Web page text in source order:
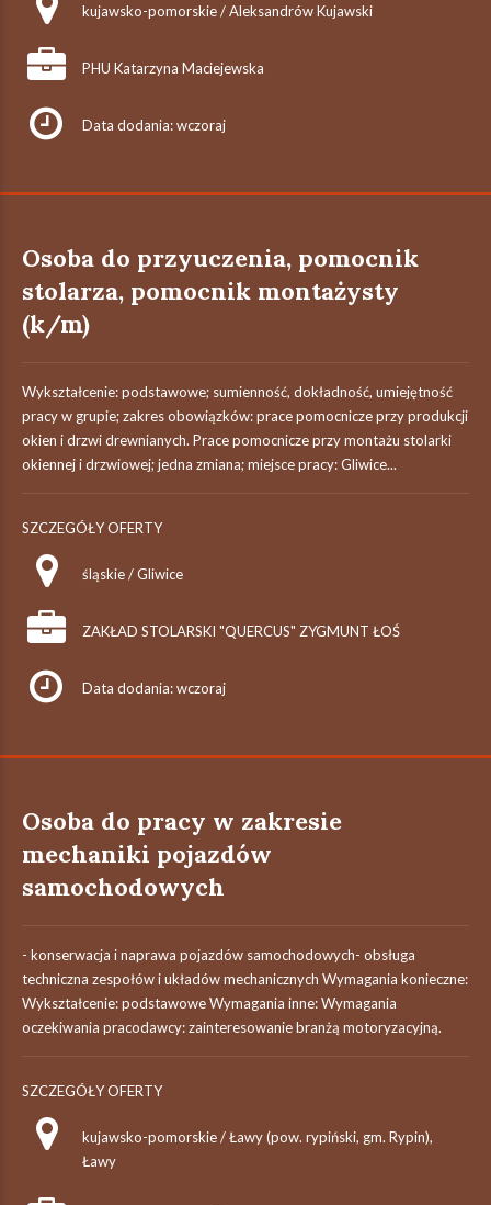
kujawsko-pomorskie / Aleksandrów Kujawski
PHU Katarzyna Maciejewska
Data dodania: wczoraj
Osoba do przyuczenia, pomocnik
stolarza, pomocnik montażysty
(k/m)
Wykształcenie: podstawowe; sumienność, dokładność, umiejętność
pracy w grupie; zakres obowiązków: prace pomocnicze przy produkcji
okien i drzwi drewnianych. Prace pomocnicze przy montażu stolarki
okiennej i drzwiowej; jedna zmiana; miejsce pracy: Gliwice...
SZCZEGÓŁY OFERTY
śląskie / Gliwice
ZAKŁAD STOLARSKI "QUERCUS" ZYGMUNT ŁOŚ
Data dodania: wczoraj
Osoba do pracy w zakresie
mechaniki pojazdów
samochodowych
- konserwacja i naprawa pojazdów samochodowych- obsługa
techniczna zespołów i układów mechanicznych Wymagania konieczne:
Wykształcenie: podstawowe Wymagania inne: Wymagania
oczekiwania pracodawcy: zainteresowanie branżą motoryzacyjną.
SZCZEGÓŁY OFERTY
kujawsko-pomorskie / Ławy (pow. rypiński, gm. Rypin),
Ławy